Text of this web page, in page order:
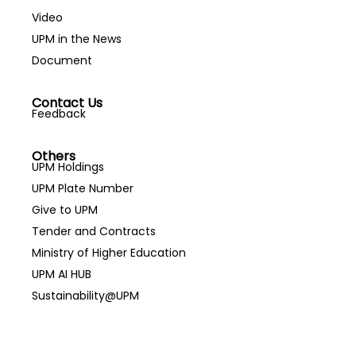
Video
UPM in the News
Document
Contact Us
Feedback
Others
UPM Holdings
UPM Plate Number
Give to UPM
Tender and Contracts
Ministry of Higher Education
UPM AI HUB
Sustainability@UPM